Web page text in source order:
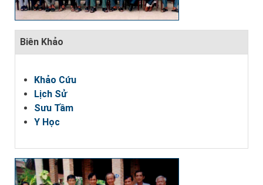
Biên Khảo
Khảo Cứu
Lịch Sử
Sưu Tầm
Y Học